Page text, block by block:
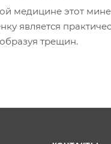
медицине этот
является
трещин.